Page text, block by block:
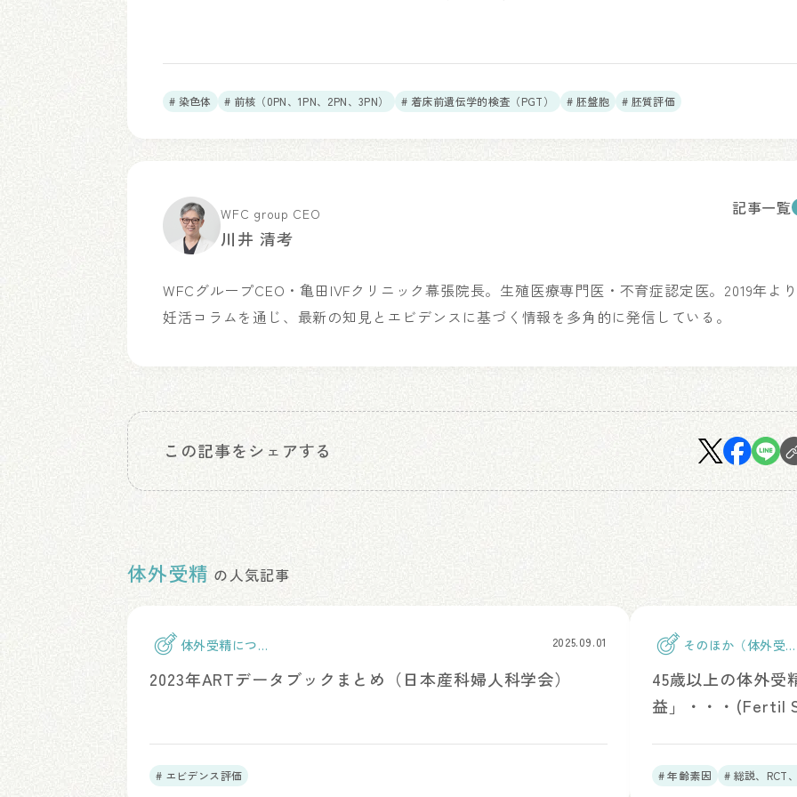
# 染色体 # 前核（0PN、1PN、2PN、3PN） # 着床前遺伝学的検査（PGT） # 胚盤胞 # 胚質評価
WFC group CEO
川井 清考
記事一覧
WFCグループCEO・亀田IVFクリニック幕張院長。生殖医療専門医・不育症認定医。2019年より
妊活コラムを通じ、最新の知見とエビデンスに基づく情報を多角的に発信している。
この記事をシェアする
体外受精 の人気記事
体外受精につい
2025.09.01
2023年ARTデータブックまとめ（日本産科婦人科学会）
# エビデンス評価
そのほか（体外受
45歳以上の体外受
益」・・・(Fertil
# 年齢素因 # 総説、RCT